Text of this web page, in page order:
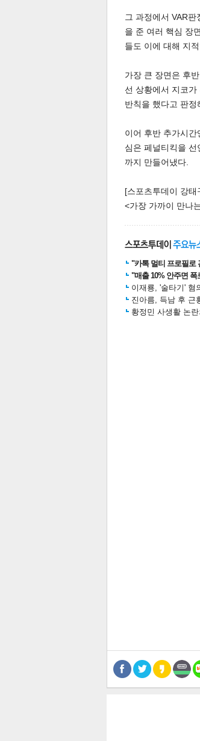
보
인
터 공 공유 버블
달기
그 과정에서 VAR
을 준 여러 핵심 장
들도 이에 대해 지
가장 큰 장면은 후
선 상황에서 지코가
반칙을 했다고 판정
이어 후반 추가시
심은 페널티킥을
까지 만들어냈다.
[스포츠투데이 강태
<가장 가까이 만나
"카톡 멀티 프로필로
"매출 10% 안주면 폭
이재룡, '술타기'
진아름, 득남 후 근
황정민 사생활 논